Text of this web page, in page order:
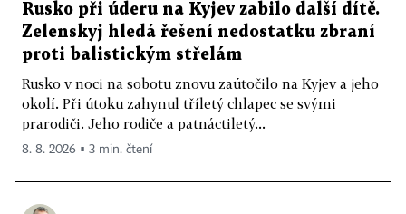
Rusko při úderu na Kyjev zabilo další dítě.
Zelenskyj hledá řešení nedostatku zbraní
proti balistickým střelám
Rusko v noci na sobotu znovu zaútočilo na Kyjev a jeho
okolí. Při útoku zahynul tříletý chlapec se svými
prarodiči. Jeho rodiče a patnáctiletý...
8. 8. 2026 ▪ 3 min. čtení